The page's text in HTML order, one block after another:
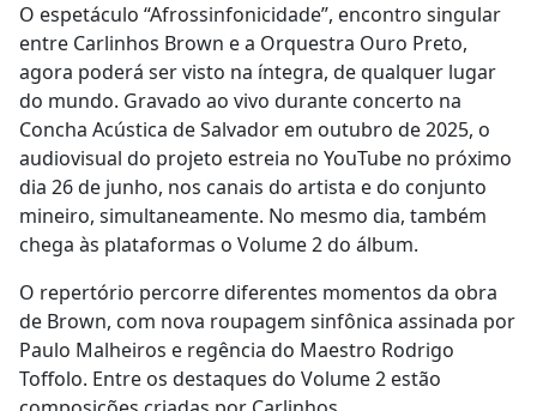
O espetáculo “Afrossinfonicidade”, encontro singular
entre Carlinhos Brown e a Orquestra Ouro Preto,
agora poderá ser visto na íntegra, de qualquer lugar
do mundo. Gravado ao vivo durante concerto na
Concha Acústica de Salvador em outubro de 2025, o
audiovisual do projeto estreia no YouTube no próximo
dia 26 de junho, nos canais do artista e do conjunto
mineiro, simultaneamente. No mesmo dia, também
chega às plataformas o Volume 2 do álbum.
O repertório percorre diferentes momentos da obra
de Brown, com nova roupagem sinfônica assinada por
Paulo Malheiros e regência do Maestro Rodrigo
Toffolo. Entre os destaques do Volume 2 estão